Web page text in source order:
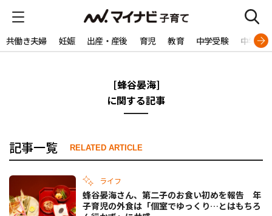
共働き夫婦 妊娠 出産・産後 育児 教育 中学受験 中学生
[蜂谷晏海]
に関する記事
記事一覧 RELATED ARTICLE
ライフ
蜂谷晏海さん、第二子のお食い初めを報告 年
子育児の外食は「個室でゆっくり…とはもちろ